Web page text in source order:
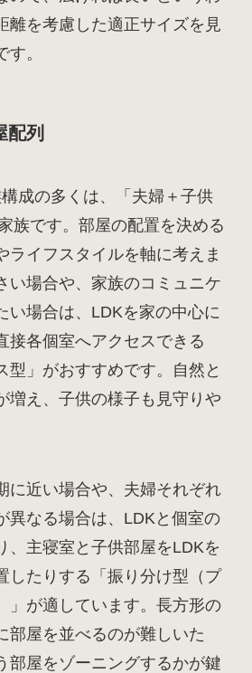
離を考慮した適正サイズを見
。
配列
成の多くは、「夫婦＋子供
族です。部屋の配置を決める
ライフスタイルを軸に考えま
い場合や、家族のコミュニケ
い場合は、LDKを家の中心に
接各個室へアクセスできる
型」がおすすめです。自然と
増え、子供の様子も見守りや
に近い場合や、夫婦それぞれ
異なる場合は、LDKと個室の
、主寝室と子供部屋をLDKを
したりする「振り分け型（プ
」が適しています。長方形の
部屋を並べるのが難しいた
部屋をゾーニングするかが鍵